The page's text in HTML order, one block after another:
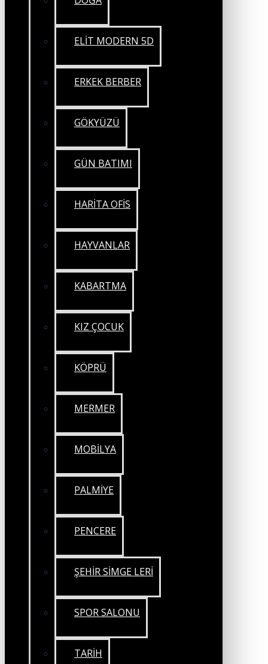
ELİT MODERN 5D
ERKEK BERBER
GÖKYÜZÜ
GÜN BATIMI
HARİTA OFİS
HAYVANLAR
KABARTMA
KIZ ÇOCUK
KÖPRÜ
MERMER
MOBİLYA
PALMİYE
PENCERE
ŞEHİR SİMGE LERİ
SPOR SALONU
TARİH